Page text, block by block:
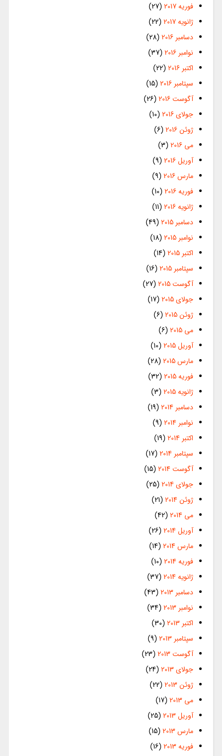
فوریه 2017
(27)
ژانویه 2017
(22)
دسامبر 2016
(28)
نوامبر 2016
(37)
اکتبر 2016
(22)
سپتامبر 2016
(15)
آگوست 2016
(26)
جولای 2016
(10)
ژوئن 2016
(6)
می 2016
(3)
آوریل 2016
(9)
مارس 2016
(9)
فوریه 2016
(10)
ژانویه 2016
(11)
دسامبر 2015
(49)
نوامبر 2015
(18)
اکتبر 2015
(14)
سپتامبر 2015
(16)
آگوست 2015
(27)
جولای 2015
(17)
ژوئن 2015
(6)
می 2015
(6)
آوریل 2015
(10)
مارس 2015
(28)
فوریه 2015
(32)
ژانویه 2015
(3)
دسامبر 2014
(19)
نوامبر 2014
(9)
اکتبر 2014
(19)
سپتامبر 2014
(17)
آگوست 2014
(15)
جولای 2014
(25)
ژوئن 2014
(21)
می 2014
(42)
آوریل 2014
(26)
مارس 2014
(14)
فوریه 2014
(10)
ژانویه 2014
(37)
دسامبر 2013
(43)
نوامبر 2013
(34)
اکتبر 2013
(30)
سپتامبر 2013
(9)
آگوست 2013
(23)
جولای 2013
(24)
ژوئن 2013
(22)
می 2013
(17)
آوریل 2013
(25)
مارس 2013
(15)
فوریه 2013
(16)